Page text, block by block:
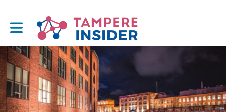
Toggle main navigation